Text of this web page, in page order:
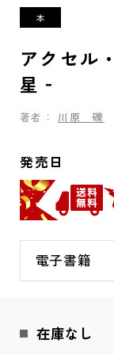
アクセル
星‐
著者： 川原 礫
発売日
電子書籍
在庫なし